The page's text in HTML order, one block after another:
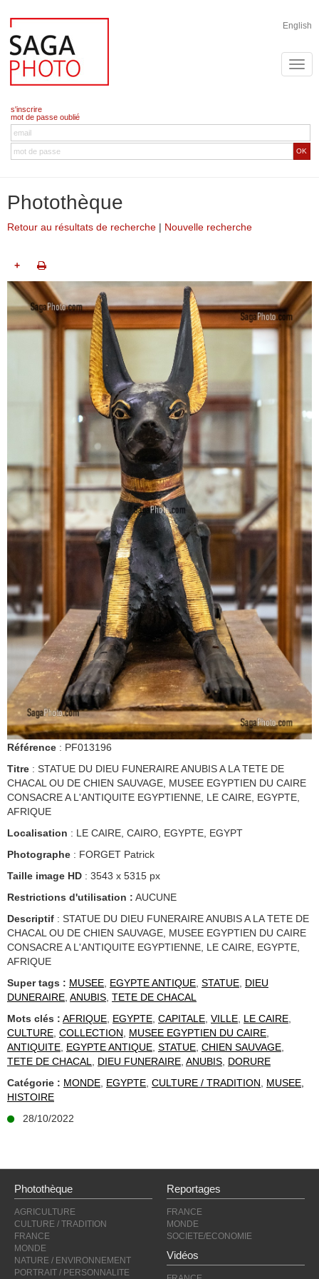
English
s'inscrire
mot de passe oublié
OK
Photothèque
Retour au résultats de recherche | Nouvelle recherche
+
Référence : PF013196
Titre : STATUE DU DIEU FUNERAIRE ANUBIS A LA TETE DE
CHACAL OU DE CHIEN SAUVAGE, MUSEE EGYPTIEN DU CAIRE
CONSACRE A L'ANTIQUITE EGYPTIENNE, LE CAIRE, EGYPTE,
AFRIQUE
Localisation : LE CAIRE, CAIRO, EGYPTE, EGYPT
Photographe : FORGET Patrick
Taille image HD : 3543 x 5315 px
Restrictions d'utilisation : AUCUNE
Descriptif : STATUE DU DIEU FUNERAIRE ANUBIS A LA TETE DE
CHACAL OU DE CHIEN SAUVAGE, MUSEE EGYPTIEN DU CAIRE
CONSACRE A L'ANTIQUITE EGYPTIENNE, LE CAIRE, EGYPTE,
AFRIQUE
Super tags : MUSEE, EGYPTE ANTIQUE, STATUE, DIEU
DUNERAIRE, ANUBIS, TETE DE CHACAL
Mots clés : AFRIQUE, EGYPTE, CAPITALE, VILLE, LE CAIRE,
CULTURE, COLLECTION, MUSEE EGYPTIEN DU CAIRE,
ANTIQUITE, EGYPTE ANTIQUE, STATUE, CHIEN SAUVAGE,
TETE DE CHACAL, DIEU FUNERAIRE, ANUBIS, DORURE
Catégorie : MONDE, EGYPTE, CULTURE / TRADITION, MUSEE,
HISTOIRE
28/10/2022
Photothèque
AGRICULTURE
CULTURE / TRADITION
FRANCE
MONDE
NATURE / ENVIRONNEMENT
PORTRAIT / PERSONNALITE
Reportages
FRANCE
MONDE
SOCIETE/ECONOMIE
Vidéos